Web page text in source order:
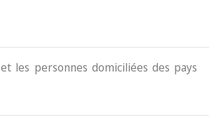
les personnes domiciliées des pays